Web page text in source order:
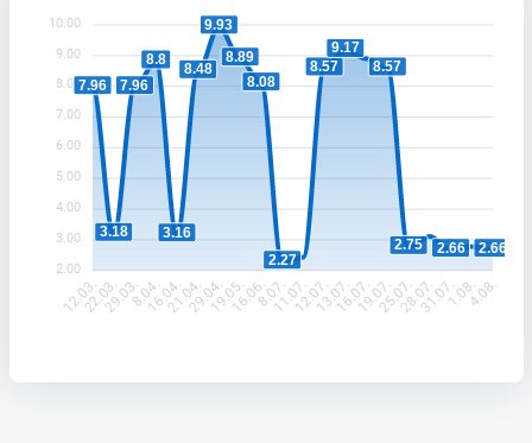
10.00
9.00
8.00
7.00
6.00
5.00
4.00
3.00
2.00
7.96
3.18
7.96
8.8
3.16
8.48
9.93
8.89
8.08
2.27
8.57
9.17
8.57
2.75 2.66 2.66
12.03.22.03.29.03.8.04.16.04.21.04.29.04.19.05.16.06.8.07.11.07.12.07.13.07.16.07.19.07.25.07.28.07.31.07.1.08.4.08.